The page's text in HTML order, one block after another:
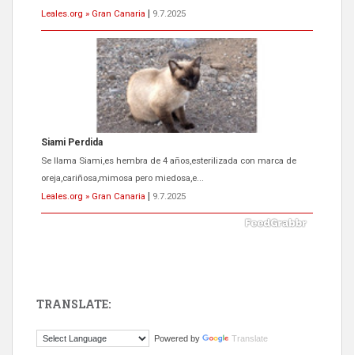
Leales.org » Gran Canaria
9.7.2025
ADOPCIÓN URGENTE GATA TEROR GRAN CANARIA
El ayuntamiento se va a llevar a Los Gatos callejeros de la zona los
próximos días, ella incluida...
Leales.org » Gran Canaria
9.7.2025
Este gato macho ha aparecido en la calle hace menos de un mes,
TRANSLATE:
Powered by Translate